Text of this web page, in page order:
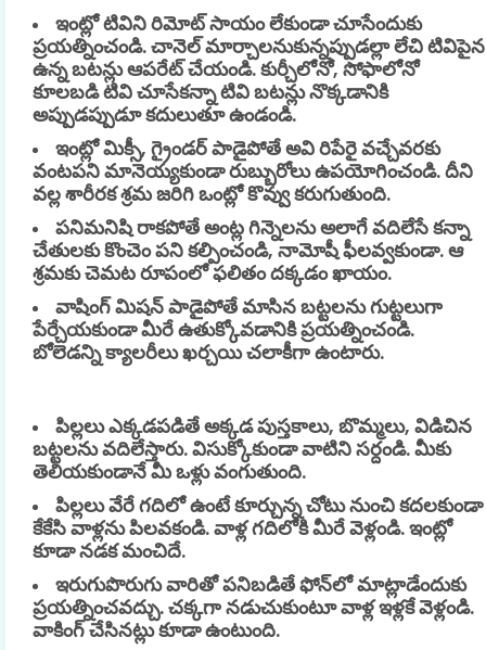
ఇంట్లో టివిని రిమోట్ సాయం లేకుండా చూసేందుకు
ప్రయత్నించండి. చానెల్ మార్చాలనుకున్నప్పుడల్లా లేచి టివిపైన
ఉన్న బటన్లు ఆపరేట్ చేయండి. కుర్చీలోనో, సోఫాలోనో
కూలబడి టివి చూసేకన్నా టివి బటన్లు నొక్కడానికి
అప్పుడప్పుడూ కదులుతూ ఉండండి.
ఇంట్లో మిక్సీ, గ్రైండర్ పాడైపోతే అవి రిపేరై వచ్చేవరకు
వంటపని మానెయ్యకుండా రుబ్బురోలు ఉపయోగించండి. దీని
వల్ల శారీరక శ్రమ జరిగి ఒంట్లో కొవ్వు కరుగుతుంది.
పనిమనిషి రాకపోతే అంట్ల గిన్నెలను అలాగే వదిలేసే కన్నా
చేతులకు కొంచెం పని కల్పించండి, నామోషీ ఫీలవ్వకుండా. ఆ
శ్రమకు చెమట రూపంలో ఫలితం దక్కడం ఖాయం.
వాషింగ్ మిషన్ పాడైపోతే మాసిన బట్టలను గుట్టలుగా
పేర్చేయకుండా మీరే ఉతుక్కోవడానికి ప్రయత్నించండి.
బోలెడన్ని క్యాలరీలు ఖర్చయి చలాకీగా ఉంటారు.
పిల్లలు ఎక్కడపడితే అక్కడ పుస్తకాలు, బొమ్మలు, విడిచిన
బట్టలను వదిలేస్తారు. విసుక్కోకుండా వాటిని సర్దండి. మీకు
తెలియకుండానే మీ ఒళ్లు వంగుతుంది.
పిల్లలు వేరే గదిలో ఉంటే కూర్చున్న చోటు నుంచి కదలకుండా
కేకేసి వాళ్లను పిలవకండి. వాళ్ల గదిలోకి మీరే వెళ్లండి. ఇంట్లో
కూడా నడక మంచిదే.
ఇరుగుపొరుగు వారితో పనిబడితే ఫోన్‌లో మాట్లాడేందుకు
ప్రయత్నించవద్చు. చక్కగా నడుచుకుంటూ వాళ్ల ఇళ్లకే వెళ్లండి.
వాకింగ్ చేసినట్లు కూడా ఉంటుంది.